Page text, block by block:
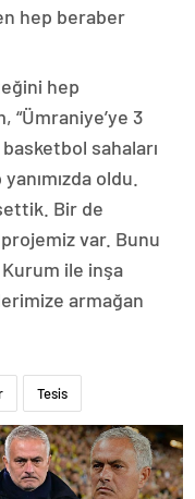
hep beraber
hep
“Ümraniye’ye 3
sahaları
oldu.
Bir de
var. Bunu
Kurum ile inşa
armağan
Tesis